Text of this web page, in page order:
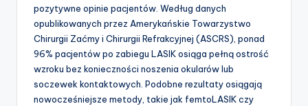
pozytywne opinie pacjentów. Według danych
opublikowanych przez Amerykańskie Towarzystwo
Chirurgii Zaćmy i Chirurgii Refrakcyjnej (ASCRS), ponad
96% pacjentów po zabiegu LASIK osiąga pełną ostrość
wzroku bez konieczności noszenia okularów lub
soczewek kontaktowych. Podobne rezultaty osiągają
nowocześniejsze metody, takie jak femtoLASIK czy